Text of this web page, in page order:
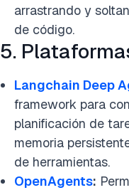
arrastrando y
de código.
5.
Langchain Deep
framework para
planificación de
memoria
de herramientas.
OpenAgents: